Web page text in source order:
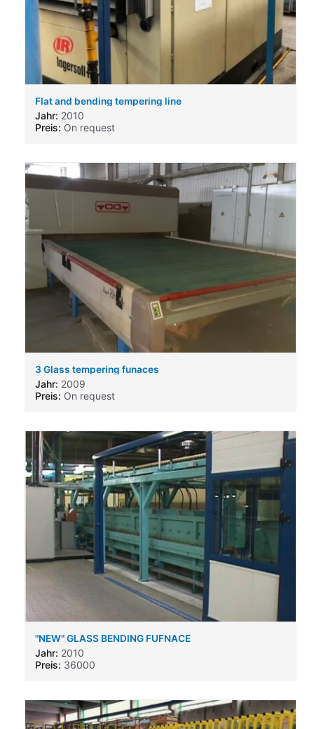
Flat and bending tempering line
Jahr: 2010
Preis: On request
3 Glass tempering funaces
Jahr: 2009
Preis: On request
"NEW" GLASS BENDING FUFNACE
Jahr: 2010
Preis: 36000